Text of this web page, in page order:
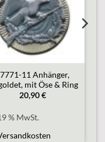
11 Anhänger,
mit Öse & Ring
20,90€
% MwSt.